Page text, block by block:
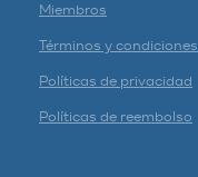
Miembros
Términos y condiciones
Políticas de privacidad
Políticas de reembolso